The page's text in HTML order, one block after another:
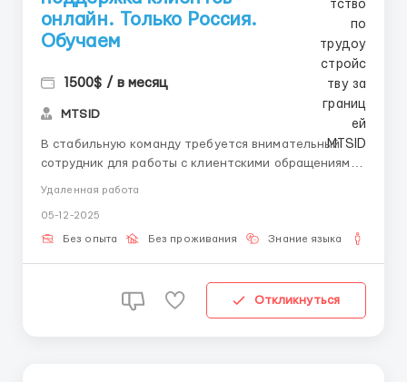
онлайн. Только Россия.
Обучаем
1500$ / в месяц
MTSID
В стабильную команду требуется внимательный
сотрудник для работы с клиентскими обращениями.
Подходит без опыта — обучение и все инструкции
Основная задача — сопровождать пользователей в
процессе регистрации и отвечать на вопросы в
Удаленная работа
05-12-2025
Без опыта Без проживания Знание языка
Откликнуться